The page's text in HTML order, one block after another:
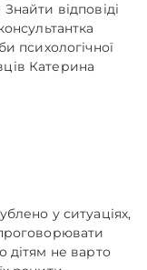
відповіді
психологічної
Катерина
у ситуаціях,
дітям не варто